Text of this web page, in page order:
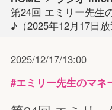
第24回 エミリー先生
♪（2025年12月17日放
2025/12/17/13:00
#エミリー先生のマネ